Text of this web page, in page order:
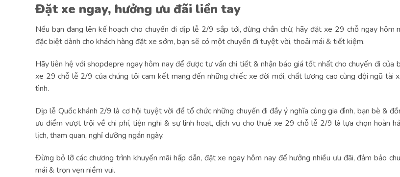
Đặt xe ngay, hưởng ưu đãi liền tay
Nếu bạn đang lên kế hoạch cho chuyến đi dịp lễ 2/9 sắp tới, đừng chần chừ, hãy đặt xe 29 chỗ ngay hôm
đặc biệt dành cho khách hàng đặt xe sớm, bạn sẽ có một chuyến đi tuyệt vời, thoải mái & tiết kiệm.
Hãy liên hệ với shopdepre ngay hôm nay để được tư vấn chi tiết & nhận báo giá tốt nhất cho chuyến đi của
xe 29 chỗ lễ 2/9 của chúng tôi cam kết mang đến những chiếc xe đời mới, chất lượng cao cùng đội ngũ tài
tình.
Dịp lễ Quốc khánh 2/9 là cơ hội tuyệt vời để tổ chức những chuyến đi đầy ý nghĩa cùng gia đình, bạn bè &
ưu điểm vượt trội về chi phí, tiện nghi & sự linh hoạt, dịch vụ cho thuê xe 29 chỗ lễ 2/9 là lựa chọn hoàn
lịch, tham quan, nghỉ dưỡng ngắn ngày.
Đừng bỏ lỡ các chương trình khuyến mãi hấp dẫn, đặt xe ngay hôm nay để hưởng nhiều ưu đãi, đảm bảo
mái & trọn vẹn niềm vui.